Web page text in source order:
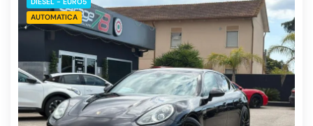
AUTOMATICA